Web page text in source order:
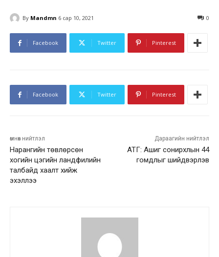
By Mandmn 6 сар 10, 2021 0
Facebook Twitter Pinterest
Facebook Twitter Pinterest
өмнөх нийтлэл
Нарангийн төвлөрсөн
хогийн цэгийн ландфилийн
талбайд хаалт хийж
эхэллээ
Дараагийн нийтлэл
АТГ: Ашиг сонирхлын 44
гомдлыг шийдвэрлэв